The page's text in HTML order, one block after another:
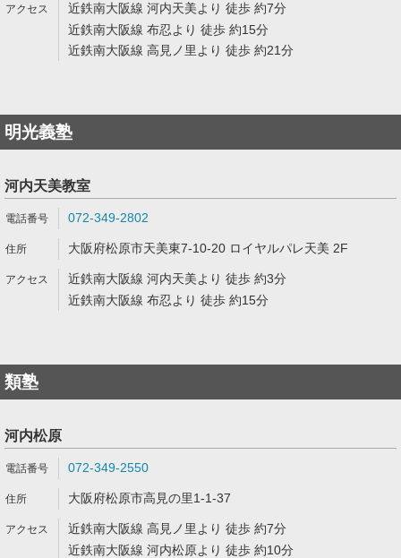
近鉄南大阪線 河内天美より 徒歩 約7分
近鉄南大阪線 布忍より 徒歩 約15分
近鉄南大阪線 高見ノ里より 徒歩 約21分
明光義塾
河内天美教室
072-349-2802
大阪府松原市天美東7-10-20 ロイヤルパレ天美 2F
近鉄南大阪線 河内天美より 徒歩 約3分
近鉄南大阪線 布忍より 徒歩 約15分
類塾
河内松原
072-349-2550
大阪府松原市高見の里1-1-37
近鉄南大阪線 高見ノ里より 徒歩 約7分
近鉄南大阪線 河内松原より 徒歩 約10分